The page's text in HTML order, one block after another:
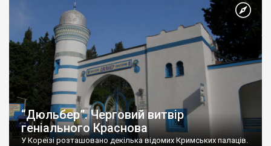
“Дюльбер”. Черговий витвір
геніального Краснова
У Кореїзі розташовано декілька відомих Кримських палаців.